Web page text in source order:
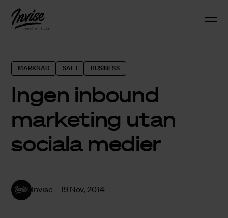
MARKNAD SÄLJ BUSINESS
Ingen inbound
marketing utan
sociala medier
Invise 19 Nov, 2014